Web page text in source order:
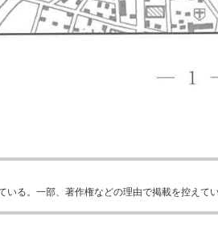
る。一部、著作権などの理由で掲載を控えて